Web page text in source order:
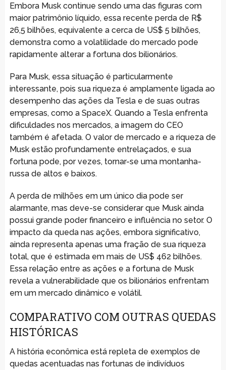
Embora Musk continue sendo uma das figuras com
maior patrimônio líquido, essa recente perda de R$
26,5 bilhões, equivalente a cerca de US$ 5 bilhões,
demonstra como a volatilidade do mercado pode
rapidamente alterar a fortuna dos bilionários.
Para Musk, essa situação é particularmente
interessante, pois sua riqueza é amplamente ligada ao
desempenho das ações da Tesla e de suas outras
empresas, como a SpaceX. Quando a Tesla enfrenta
dificuldades nos mercados, a imagem do CEO
também é afetada. O valor de mercado e a riqueza de
Musk estão profundamente entrelaçados, e sua
fortuna pode, por vezes, tornar-se uma montanha-
russa de altos e baixos.
A perda de milhões em um único dia pode ser
alarmante, mas deve-se considerar que Musk ainda
possui grande poder financeiro e influência no setor. O
impacto da queda nas ações, embora significativo,
ainda representa apenas uma fração de sua riqueza
total, que é estimada em mais de US$ 462 bilhões.
Essa relação entre as ações e a fortuna de Musk
revela a vulnerabilidade que os bilionários enfrentam
em um mercado dinâmico e volátil.
COMPARATIVO COM OUTRAS QUEDAS
HISTÓRICAS
A história econômica está repleta de exemplos de
quedas acentuadas nas fortunas de indivíduos